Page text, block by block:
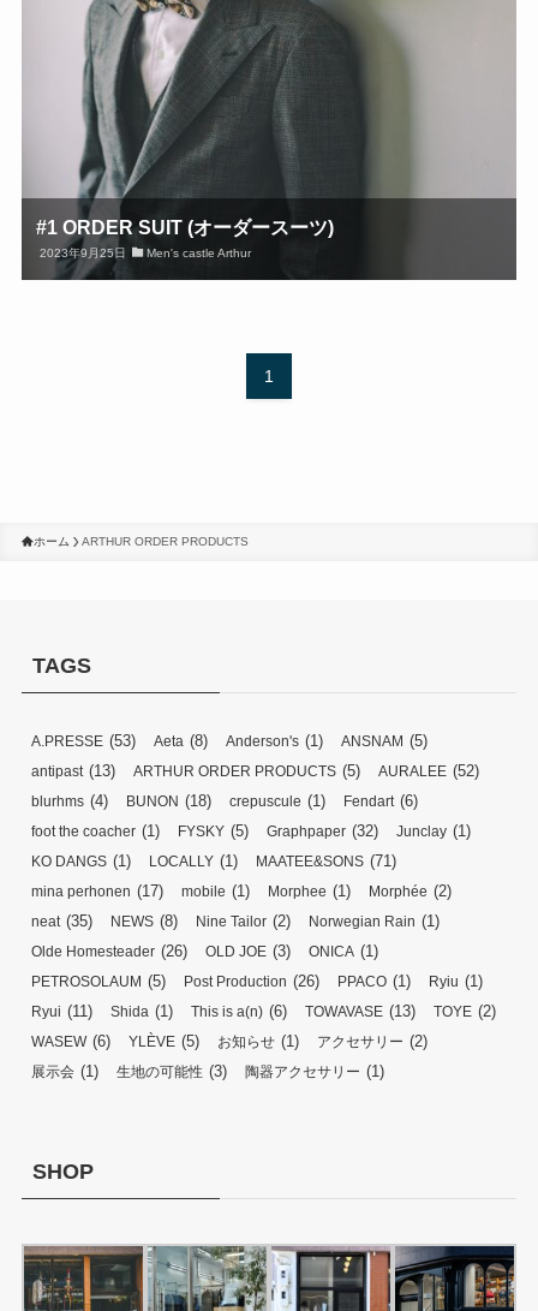
#1 ORDER SUIT (オーダースーツ)
2023年9月25日 Men's castle Arthur
1
ホーム ARTHUR ORDER PRODUCTS
TAGS
A.PRESSE (53) Aeta (8) Anderson's (1) ANSNAM (5)
antipast(13) ARTHUR ORDER PRODUCTS (5) AURALEE (52)
blurhms (4) BUNON (18) crepuscule (1) Fendart(6)
foot the coacher (1) FYSKY (5) Graphpaper (32) Junclay (1)
KO DANGS (1) LOCALLY (1) MAATEE&SONS (71)
mina perhonen (17) mobile (1) Morphee (1) Morphée (2)
neat(35) NEWS (8) Nine Tailor (2) Norwegian Rain (1)
Olde Homesteader (26) OLD JOE (3) ONICA (1)
PETROSOLAUM (5) Post Production (26) PPACO (1) Ryiu (1)
Ryui (11) Shida (1) This is a(n) (6) TOWAVASE (13) TOYE (2)
WASEW(6) YLÈVE (5) お知らせ (1) アクセサリー (2)
展示会 (1) 生地の可能性 (3) 陶器アクセサリー (1)
SHOP